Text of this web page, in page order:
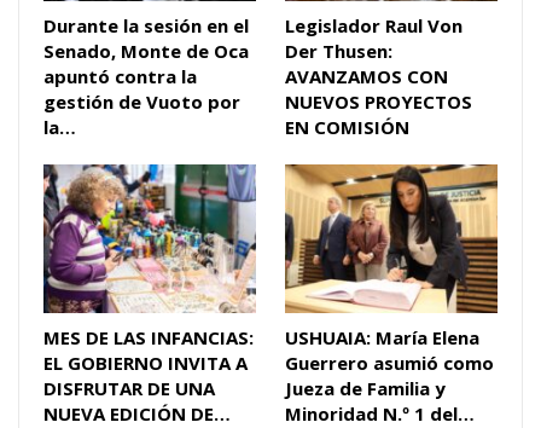
Durante la sesión en el
Senado, Monte de Oca
apuntó contra la
gestión de Vuoto por
la…
Legislador Raul Von
Der Thusen:
AVANZAMOS CON
NUEVOS PROYECTOS
EN COMISIÓN
MES DE LAS INFANCIAS:
EL GOBIERNO INVITA A
DISFRUTAR DE UNA
NUEVA EDICIÓN DE…
USHUAIA: María Elena
Guerrero asumió como
Jueza de Familia y
Minoridad N.º 1 del…